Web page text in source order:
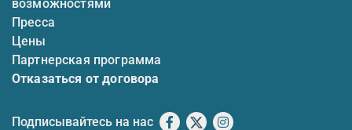
возможностями
Пресса
Цены
Партнерская программа
Отказаться от договора
Подписывайтесь на нас Facebook
X Instagram